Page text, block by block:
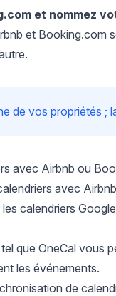
et nommez
et Booking.com
de vos propriétés ;
avec Airbnb ou
avec
calendriers Google
tel que OneCal vous
les événements.
de